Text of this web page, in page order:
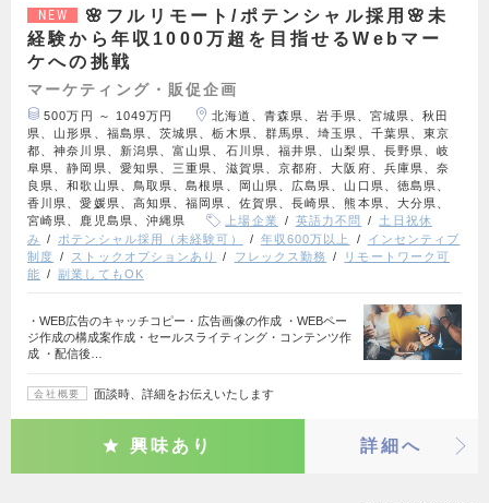
NEW
🌸フルリモート/ポテンシャル採用🌸未
経験から年収1000万超を目指せるWebマー
ケへの挑戦
マーケティング・販促企画
500万円 ～ 1049万円
北海道、青森県、岩手県、宮城県、秋田
県、山形県、福島県、茨城県、栃木県、群馬県、埼玉県、千葉県、東京
都、神奈川県、新潟県、富山県、石川県、福井県、山梨県、長野県、岐
阜県、静岡県、愛知県、三重県、滋賀県、京都府、大阪府、兵庫県、奈
良県、和歌山県、鳥取県、島根県、岡山県、広島県、山口県、徳島県、
香川県、愛媛県、高知県、福岡県、佐賀県、長崎県、熊本県、大分県、
宮崎県、鹿児島県、沖縄県
上場企業 英語力不問
土日祝休
み
ポテンシャル採用（未経験可） 年収600万以上
インセンティブ
制度
ストックオプションあり フレックス勤務
リモートワーク可
能
副業してもOK
・WEB広告のキャッチコピー・広告画像の作成 ・WEBペー
ジ作成の構成案作成・セールスライティング・コンテンツ作
成 ・配信後…
会社概要 面談時、詳細をお伝えいたします
興味あり 詳細へ